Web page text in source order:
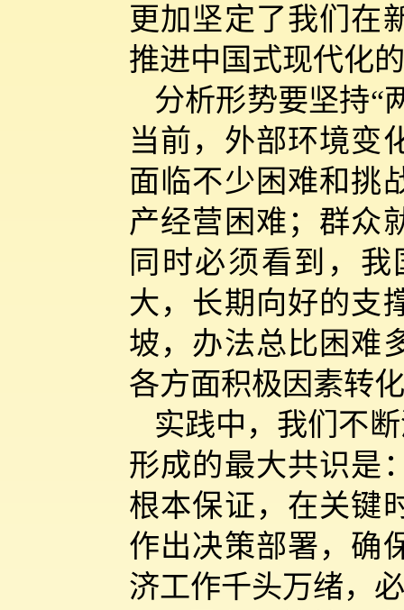
更加坚定了我们在
推进中国式现代化
分析形势要坚持“
当前，外部环境变
面临不少困难和挑
产经营困难；群众
同时必须看到，
大，长期向好的支
坡，办法总比困难
各方面积极因素转
实践中，我们不
形成的最大共识是
根本保证，在关键
作出决策部署，确
济工作千头万绪，